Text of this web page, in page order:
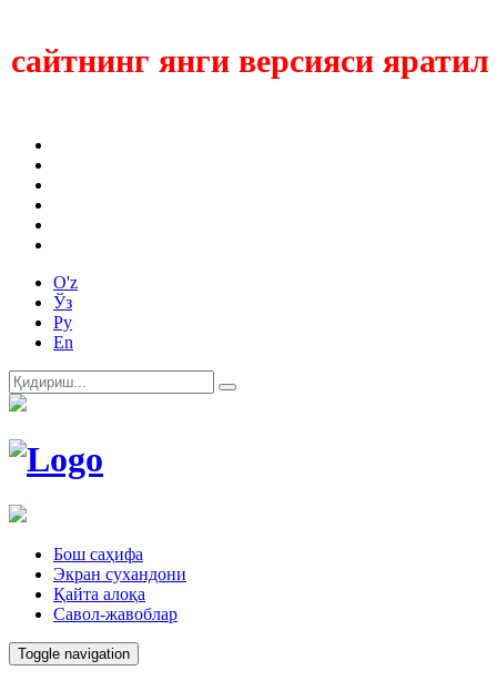
янги версияси
O'z
Ўз
Ру
En
Бош саҳифа
Экран сухандони
Қайта алоқа
Савол-жавоблар
Toggle navigation